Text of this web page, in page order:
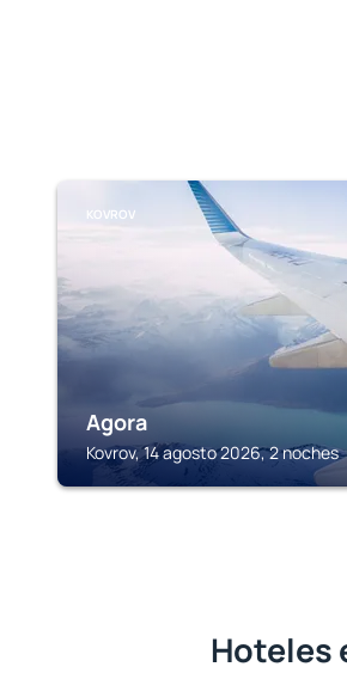
KOVROV
Agora
Kovrov, 14 agosto 2026, 2 noches
Hoteles